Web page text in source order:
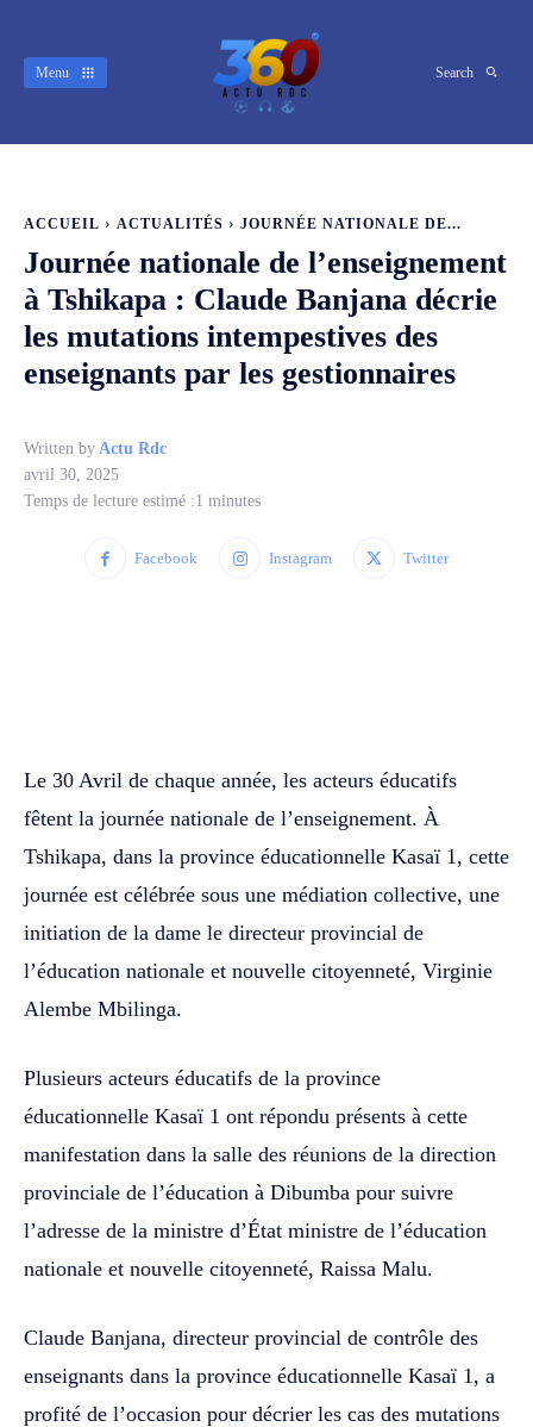
Menu Search
ACCUEIL ACTUALITÉS JOURNÉE NATIONALE DE...
Journée nationale de l’enseignement
à Tshikapa : Claude Banjana décrie
les mutations intempestives des
enseignants par les gestionnaires
Written by Actu Rdc
avril 30, 2025
Temps de lecture estimé :1 minutes
Facebook Instagram Twitter
Le 30 Avril de chaque année, les acteurs éducatifs
fêtent la journée nationale de l’enseignement. À
Tshikapa, dans la province éducationnelle Kasaï 1, cette
journée est célébrée sous une médiation collective, une
initiation de la dame le directeur provincial de
l’éducation nationale et nouvelle citoyenneté, Virginie
Alembe Mbilinga.
Plusieurs acteurs éducatifs de la province
éducationnelle Kasaï 1 ont répondu présents à cette
manifestation dans la salle des réunions de la direction
provinciale de l’éducation à Dibumba pour suivre
l’adresse de la ministre d’État ministre de l’éducation
nationale et nouvelle citoyenneté, Raissa Malu.
Claude Banjana, directeur provincial de contrôle des
enseignants dans la province éducationnelle Kasaï 1, a
profité de l’occasion pour décrier les cas des mutations